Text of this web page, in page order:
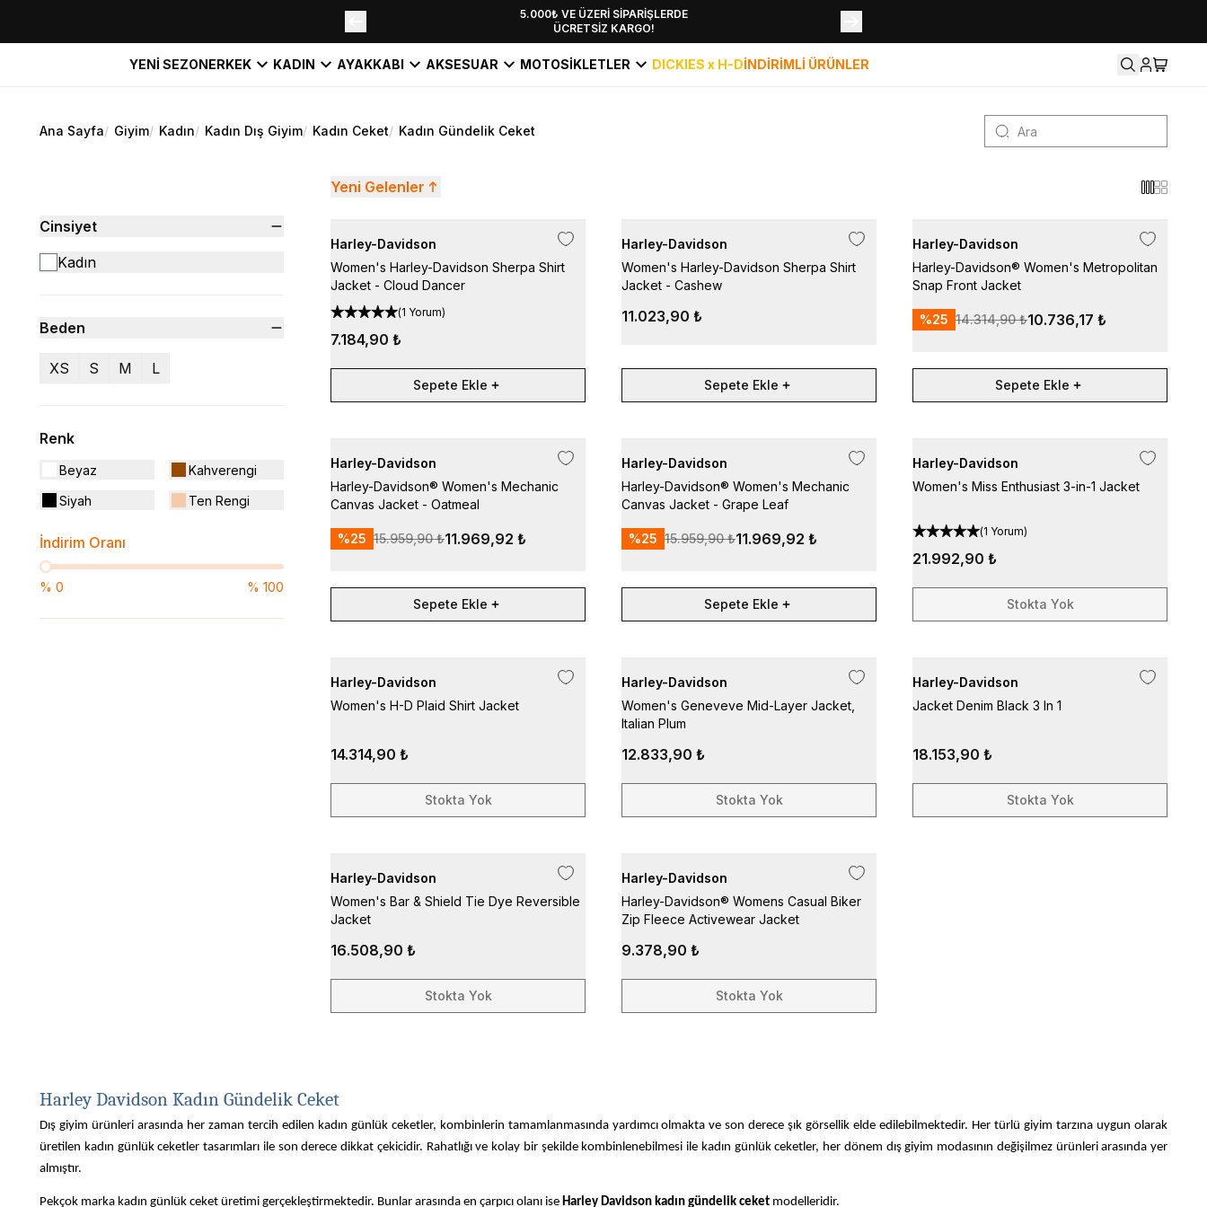
5.000₺ VE ÜZERİ SİPARİŞLERDE
ÜCRETSİZ KARGO!
YENİ SEZON KOLEKSİYONU EKLENDİ,
HEMEN KEŞFET!
YENİ SEZONERKEK KADIN AYAKKABI AKSESUAR MOTOSİKLETLER DICKIES x H-DİNDİRİMLİ ÜRÜNLER
Ana Sayfa/ Giyim/ Kadın/ Kadın Dış Giyim/ Kadın Ceket/ Kadın Gündelik Ceket
Cinsiyet
Kadın
Beden
XS S M L
Renk
Beyaz
Kahverengi
Siyah
Ten Rengi
İndirim Oranı
% 0 % 100
Yeni Gelenler
Harley-Davidson
Women's Harley-Davidson Sherpa Shirt
Jacket - Cloud Dancer
(1 Yorum)
7.184,90 ₺
Sepete Ekle
Harley-Davidson
Women's Harley-Davidson Sherpa Shirt
Jacket - Cashew
11.023,90 ₺
Sepete Ekle
Harley-Davidson
Harley-Davidson® Women's Metropolitan
Snap Front Jacket
%25 14.314,90 ₺10.736,17 ₺
Sepete Ekle
Harley-Davidson
Harley-Davidson® Women's Mechanic
Canvas Jacket - Oatmeal
%25 15.959,90 ₺11.969,92 ₺
Sepete Ekle
Harley-Davidson
Harley-Davidson® Women's Mechanic
Canvas Jacket - Grape Leaf
%25 15.959,90 ₺11.969,92 ₺
Sepete Ekle
Harley-Davidson
Women's Miss Enthusiast 3-in-1 Jacket
(1 Yorum)
21.992,90 ₺
Stokta Yok
Harley-Davidson
Women's H-D Plaid Shirt Jacket
14.314,90 ₺
Stokta Yok
Harley-Davidson
Women's Geneveve Mid-Layer Jacket,
Italian Plum
12.833,90 ₺
Stokta Yok
Harley-Davidson
Jacket Denim Black 3 In 1
18.153,90 ₺
Stokta Yok
Harley-Davidson
Women's Bar & Shield Tie Dye Reversible
Jacket
16.508,90 ₺
Stokta Yok
Harley-Davidson
Harley-Davidson® Womens Casual Biker
Zip Fleece Activewear Jacket
9.378,90 ₺
Stokta Yok
Harley Davidson Kadın Gündelik Ceket
Dış giyim ürünleri arasında her zaman tercih edilen kadın günlük ceketler, kombinlerin tamamlanmasında yardımcı olmakta ve son derece şık görsellik elde edilebilmektedir. Her türlü giyim tarzına uygun olarak
üretilen kadın günlük ceketler tasarımları ile son derece dikkat çekicidir. Rahatlığı ve kolay bir şekilde kombinlenebilmesi ile kadın günlük ceketler, her dönem dış giyim modasının değişilmez ürünleri arasında yer
almıştır.
Pekçok marka kadın günlük ceket üretimi gerçekleştirmektedir. Bunlar arasında en çarpıcı olanı ise Harley Davidson kadın gündelik ceket modelleridir.